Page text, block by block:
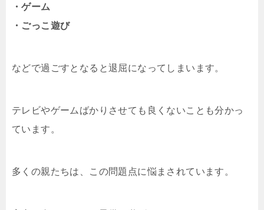
・ゲーム
・ごっこ遊び
などで過ごすとなると退屈になってしまいます。
テレビやゲームばかりさせても良くないことも分かっ
ています。
多くの親たちは、この問題点に悩まされています。